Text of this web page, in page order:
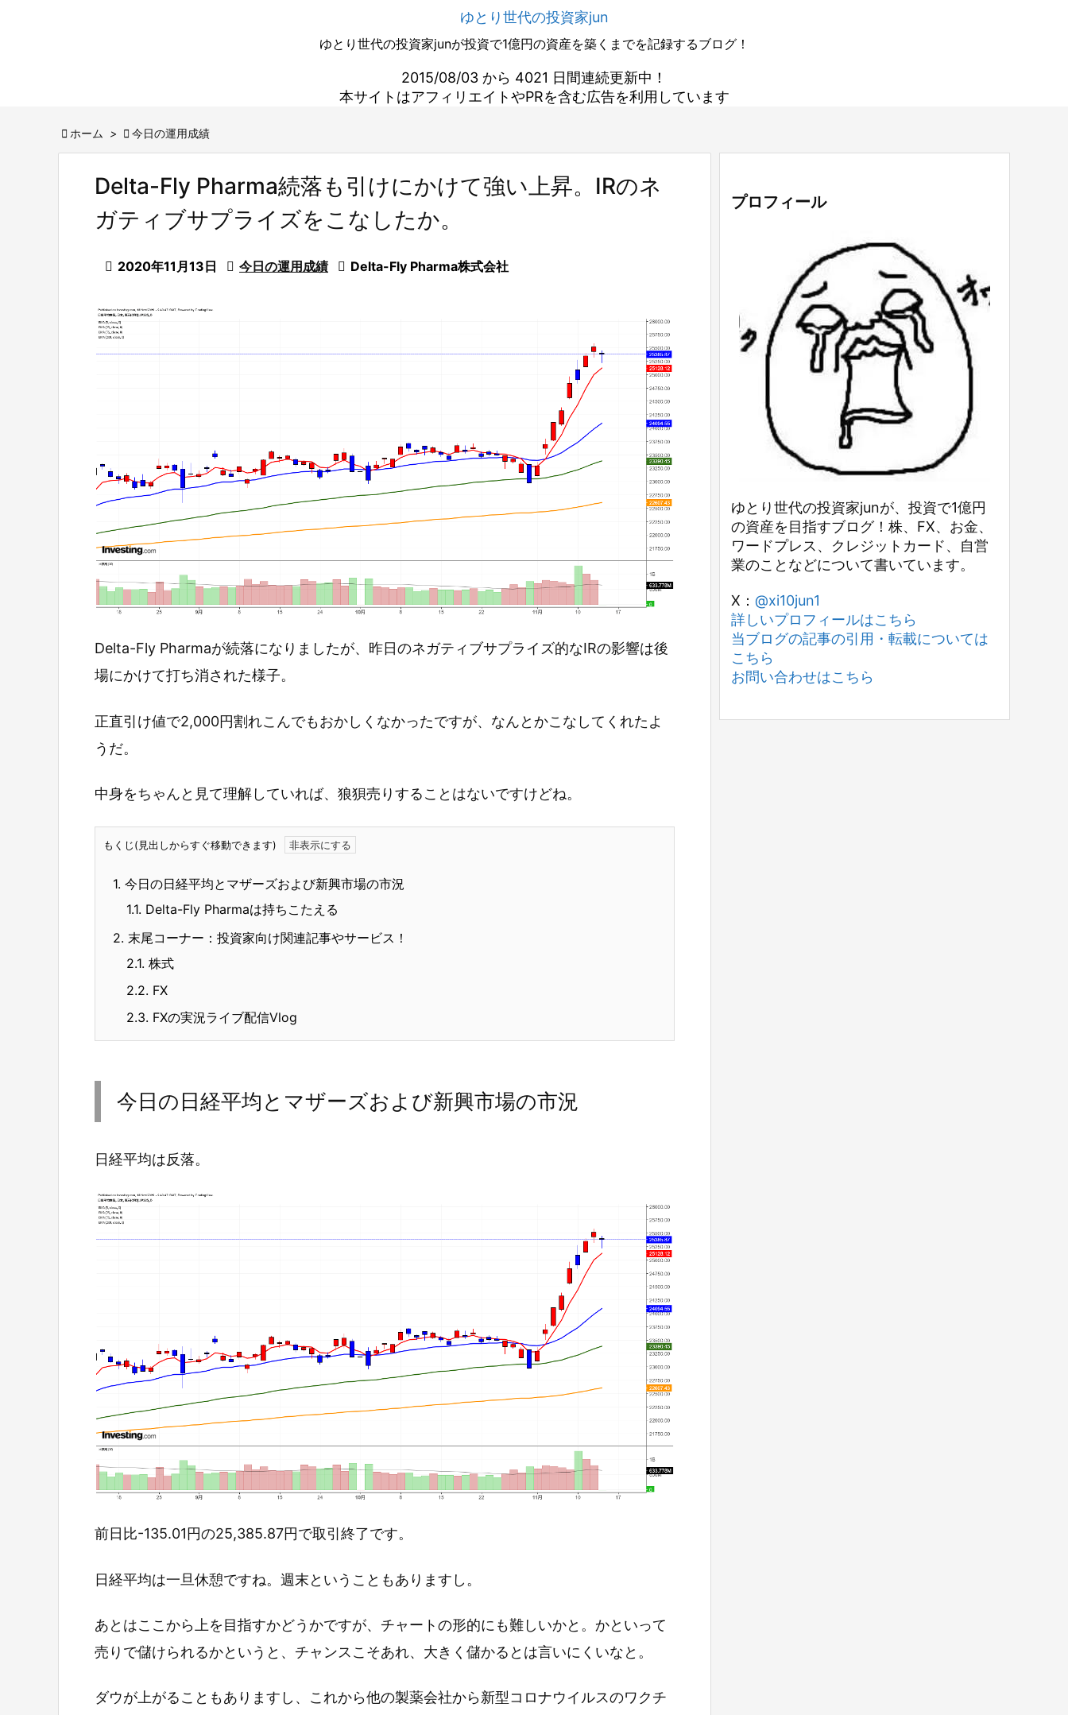
ゆとり世代の投資家jun
ゆとり世代の投資家junが投資で1億円の資産を築くまでを記録するブログ！
2015/08/03 から 4021 日間連続更新中！
本サイトはアフィリエイトやPRを含む広告を利用しています
 ホーム >  今日の運用成績
Delta-Fly Pharma続落も引けにかけて強い上昇。IRのネ
ガティブサプライズをこなしたか。
 2020年11月13日  今日の運用成績  Delta-Fly Pharma株式会社
Delta-Fly Pharmaが続落になりましたが、昨日のネガティブサプライズ的なIRの影響は後
場にかけて打ち消された様子。
正直引け値で2,000円割れこんでもおかしくなかったですが、なんとかこなしてくれたよ
うだ。
中身をちゃんと見て理解していれば、狼狽売りすることはないですけどね。
もくじ(見出しからすぐ移動できます)
1. 今日の日経平均とマザーズおよび新興市場の市況
1.1. Delta-Fly Pharmaは持ちこたえる
2. 末尾コーナー：投資家向け関連記事やサービス！
2.1. 株式
2.2. FX
2.3. FXの実況ライブ配信Vlog
今日の日経平均とマザーズおよび新興市場の市況
日経平均は反落。
前日比-135.01円の25,385.87円で取引終了です。
日経平均は一旦休憩ですね。週末ということもありますし。
あとはここから上を目指すかどうかですが、チャートの形的にも難しいかと。かといって
売りで儲けられるかというと、チャンスこそあれ、大きく儲かるとは言いにくいなと。
ダウが上がることもありますし、これから他の製薬会社から新型コロナウイルスのワクチ
プロフィール
ゆとり世代の投資家junが、投資で1億円
の資産を目指すブログ！株、FX、お金、
ワードプレス、クレジットカード、自営
業のことなどについて書いています。
X： @xi10jun1
詳しいプロフィールはこちら
当ブログの記事の引用・転載については
こちら
お問い合わせはこちら